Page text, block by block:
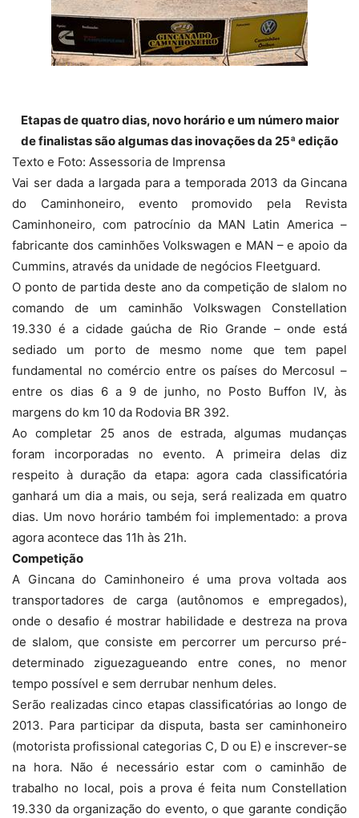
Etapas de quatro dias, novo horário e um número maior
de finalistas são algumas das inovações da 25ª edição
Texto e Foto: Assessoria de Imprensa
Vai ser dada a largada para a temporada 2013 da Gincana
do Caminhoneiro, evento promovido pela Revista
Caminhoneiro, com patrocínio da MAN Latin America –
fabricante dos caminhões Volkswagen e MAN – e apoio da
Cummins, através da unidade de negócios Fleetguard.
O ponto de partida deste ano da competição de slalom no
comando de um caminhão Volkswagen Constellation
19.330 é a cidade gaúcha de Rio Grande – onde está
sediado um porto de mesmo nome que tem papel
fundamental no comércio entre os países do Mercosul –
entre os dias 6 a 9 de junho, no Posto Buffon IV, às
margens do km 10 da Rodovia BR 392.
Ao completar 25 anos de estrada, algumas mudanças
foram incorporadas no evento. A primeira delas diz
respeito à duração da etapa: agora cada classificatória
ganhará um dia a mais, ou seja, será realizada em quatro
dias. Um novo horário também foi implementado: a prova
agora acontece das 11h às 21h.
Competição
A Gincana do Caminhoneiro é uma prova voltada aos
transportadores de carga (autônomos e empregados),
onde o desafio é mostrar habilidade e destreza na prova
de slalom, que consiste em percorrer um percurso pré-
determinado ziguezagueando entre cones, no menor
tempo possível e sem derrubar nenhum deles.
Serão realizadas cinco etapas classificatórias ao longo de
2013. Para participar da disputa, basta ser caminhoneiro
(motorista profissional categorias C, D ou E) e inscrever-se
na hora. Não é necessário estar com o caminhão de
trabalho no local, pois a prova é feita num Constellation
19.330 da organização do evento, o que garante condição